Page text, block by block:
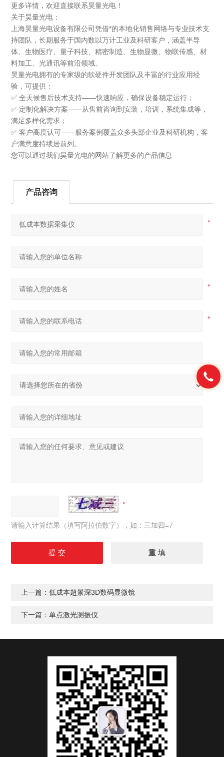
更多详情，欢迎直接联系昊量光电！
关于昊量光电：
上海昊量光电设备有限公司凭借*的本地化销售网络与专业技术支
持团队，长期服务于国内数以万计工业及科研客户，涵盖半导
体、生物医疗、量子科技、精密制造、生物显微、物联传感、材
料加工、光通讯等前沿领域。
昊量光电拥有的专家级的软硬件开发团队及丰富的行业应用经
验，可提供：
✅ 全天候售后技术支持——快速响应，确保设备稳定运行；
✅ 定制化解决方案——从售前咨询到安装，培训，系统集成等，
满足多样化需求；
✅ 客户高度认可——服务案例覆盖众多头部企业及科研机构，客
户满意度持续居前列。
您可以通过我们昊量光电的网站了解更多的产品信息
产品咨询
请输入计算结果（填写阿拉伯数字），如：三加四=7
上一篇：低成本超景深3D数码显微镜
下一篇：单点激光测振仪